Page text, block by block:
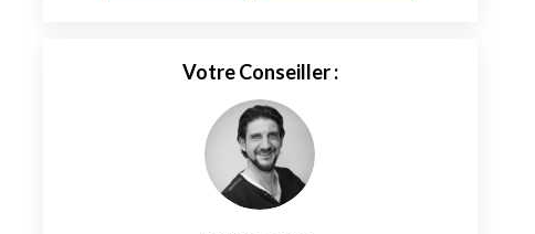
Votre Conseiller :